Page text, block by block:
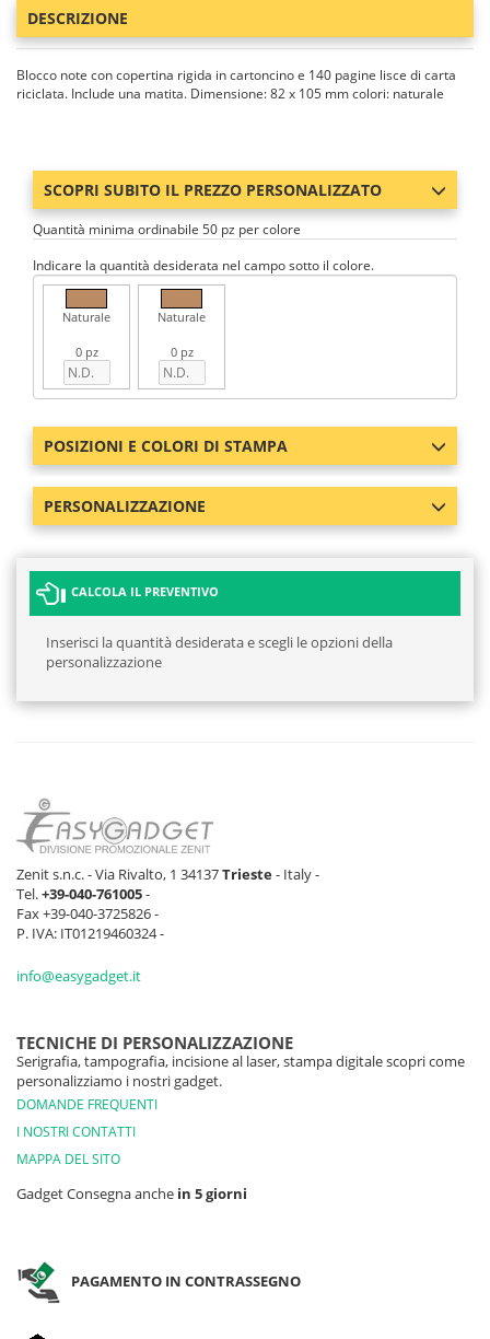
DESCRIZIONE
Blocco note con copertina rigida in cartoncino e 140 pagine lisce di carta
riciclata. Include una matita. Dimensione: 82 x 105 mm colori: naturale
SCOPRI SUBITO IL PREZZO PERSONALIZZATO
Quantità minima ordinabile 50 pz per colore
Indicare la quantità desiderata nel campo sotto il colore.
Naturale
0 pz
Naturale
0 pz
POSIZIONI E COLORI DI STAMPA
PERSONALIZZAZIONE
CALCOLA IL PREVENTIVO
Inserisci la quantità desiderata e scegli le opzioni della
personalizzazione
Zenit s.n.c. - Via Rivalto, 1 34137Trieste- Italy -
Tel.+39-040-761005-
Fax +39-040-3725826 -
P. IVA: IT01219460324 -
info@easygadget.it
TECNICHE DI PERSONALIZZAZIONE
Serigrafia, tampografia, incisione al laser, stampa digitale scopri come
personalizziamo i nostri gadget.
DOMANDE FREQUENTI
I NOSTRI CONTATTI
MAPPA DEL SITO
Gadget Consegna anche in 5 giorni
PAGAMENTO IN CONTRASSEGNO